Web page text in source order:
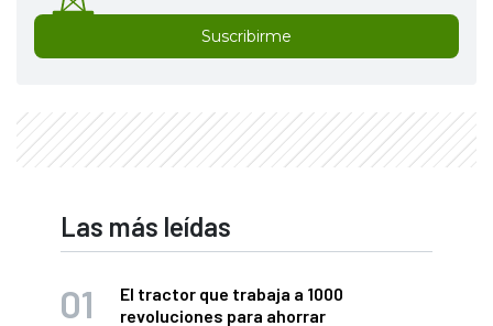
Suscribirme
Las más leídas
El tractor que trabaja a 1000
revoluciones para ahorrar